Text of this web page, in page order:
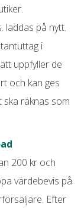
laddas på nytt.
i
uppfyller de
och kan ges
räknas som
200 kr och
värdebevis på
Efter